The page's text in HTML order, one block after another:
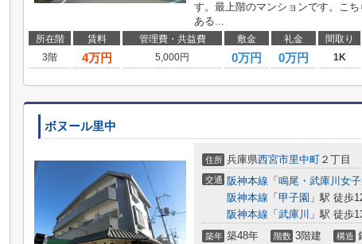
す。最上階のマンションです。こ
ある...
所在階 賃料 管理費・共益費 敷金 礼金 間取り
3階
4万円 5,000円 0万円 0万円 1K
ボヌール里中
住所 兵庫県西宮市里中町 ２丁目
交通 阪神本線 「 鳴尾・武庫川女
阪神本線 「 甲子園 」駅 徒歩
阪神本線 「 武庫川 」駅 徒歩
築年 築48年 階数 3階建 構造